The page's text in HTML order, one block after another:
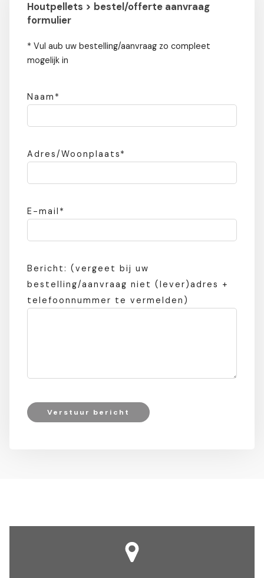
Houtpellets > bestel/offerte aanvraag
formulier
* Vul aub uw bestelling/aanvraag zo compleet
mogelijk in
Naam*
Adres/Woonplaats*
E-mail*
Bericht: (vergeet bij uw
bestelling/aanvraag niet (lever)adres +
telefoonnummer te vermelden)
Verstuur bericht